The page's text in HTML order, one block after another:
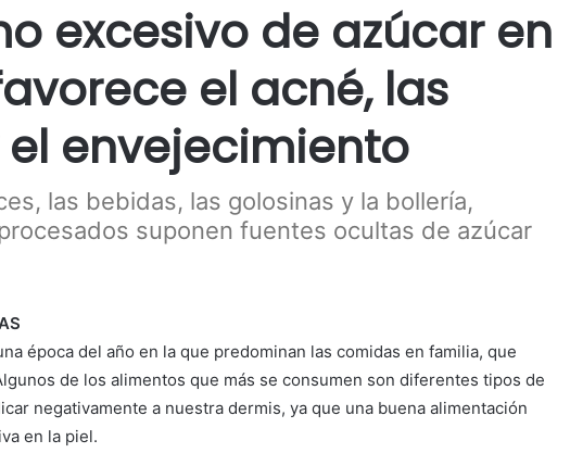
excesivo de azúcar en
el acné, las
envejecimiento
las bebidas, las golosinas y la bollería,
suponen fuentes ocultas de azúcar
época del año en la que predominan las comidas en familia, que
de los alimentos que más se consumen son diferentes tipos de
negativamente a nuestra dermis, ya que una buena alimentación
en la piel.